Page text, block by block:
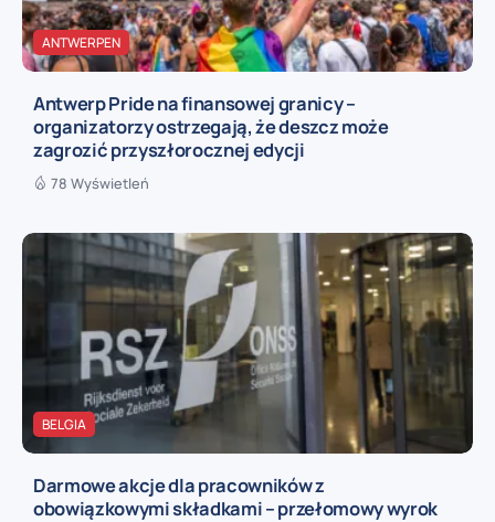
ANTWERPEN
Antwerp Pride na finansowej granicy –
organizatorzy ostrzegają, że deszcz może
zagrozić przyszłorocznej edycji
78 Wyświetleń
BELGIA
Darmowe akcje dla pracowników z
obowiązkowymi składkami – przełomowy wyrok